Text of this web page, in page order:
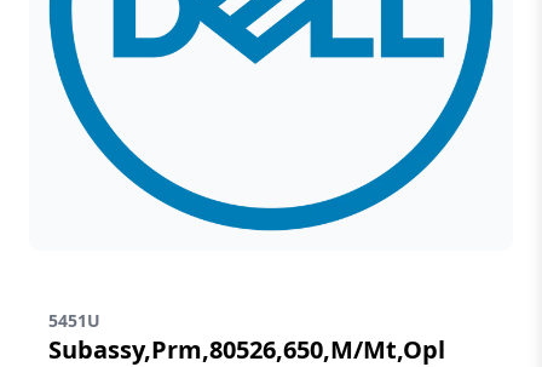
5451U
Subassy,Prm,80526,650,M/Mt,Opl